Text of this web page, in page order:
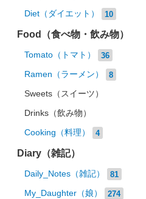
Diet（ダイエット） 10
Food（食べ物・飲み物）
Tomato（トマト） 36
Ramen（ラーメン） 8
Sweets（スイーツ）
Drinks（飲み物）
Cooking（料理） 4
Diary（雑記）
Daily_Notes（雑記） 81
My_Daughter（娘） 274